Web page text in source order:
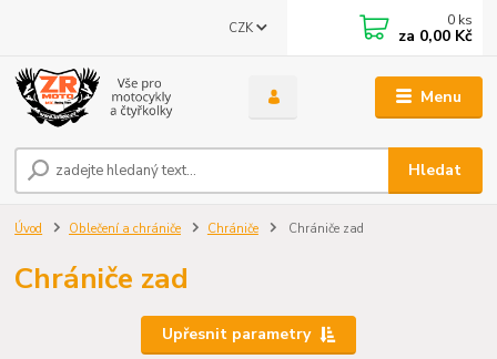
Menu
CZK
Hledat
0 ks
za 0,00 Kč
Úvod Oblečení a chrániče Chrániče Chrániče zad
Chrániče zad
Upřesnit parametry